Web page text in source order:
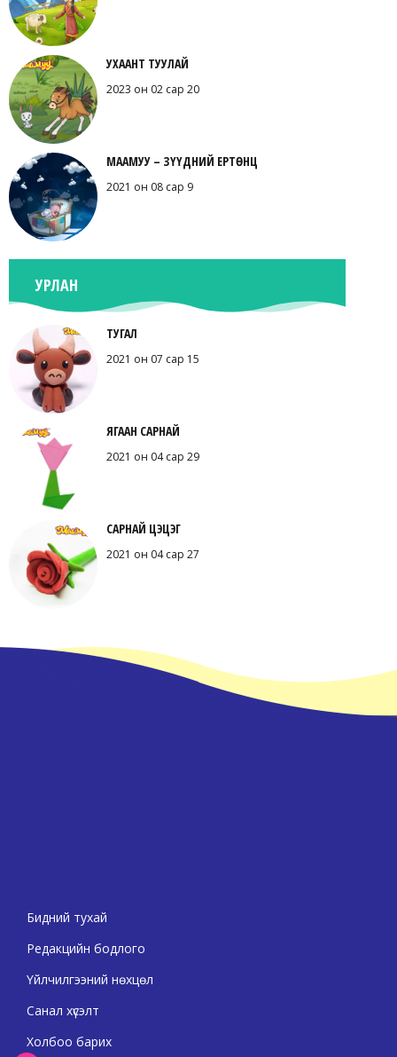
УХААНТ ТУУЛАЙ
2023 он 02 сар 20
МААМУУ – ЗҮҮДНИЙ ЕРТӨНЦ
2021 он 08 сар 9
УРЛАН
ТУГАЛ
2021 он 07 сар 15
ЯГААН САРНАЙ
2021 он 04 сар 29
САРНАЙ ЦЭЦЭГ
2021 он 04 сар 27
Бидний тухай
Редакцийн бодлого
Үйлчилгээний нөхцөл
Санал хүсэлт
Холбоо барих